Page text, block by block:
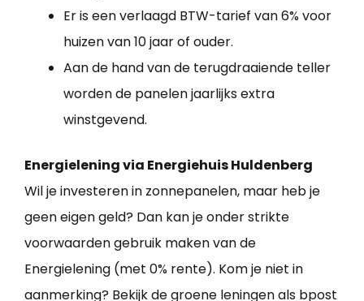
Er is een verlaagd BTW-tarief van 6% voor
huizen van 10 jaar of ouder.
Aan de hand van de terugdraaiende teller
worden de panelen jaarlijks extra
winstgevend.
Energielening via Energiehuis Huldenberg
Wil je investeren in zonnepanelen, maar heb je
geen eigen geld? Dan kan je onder strikte
voorwaarden gebruik maken van de
Energielening (met 0% rente). Kom je niet in
aanmerking? Bekijk de groene leningen als bpost